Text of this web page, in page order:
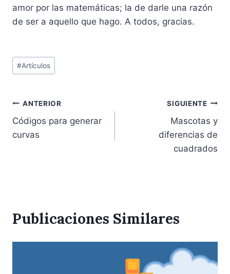
amor por las matemáticas; la de darle una razón
de ser a aquello que hago. A todos, gracias.
Etiquetas
de
entrada:
#Artículos
Navegación
de
ANTERIOR
Códigos para generar
curvas
SIGUIENTE
Mascotas y
diferencias de
cuadrados
Publicaciones Similares